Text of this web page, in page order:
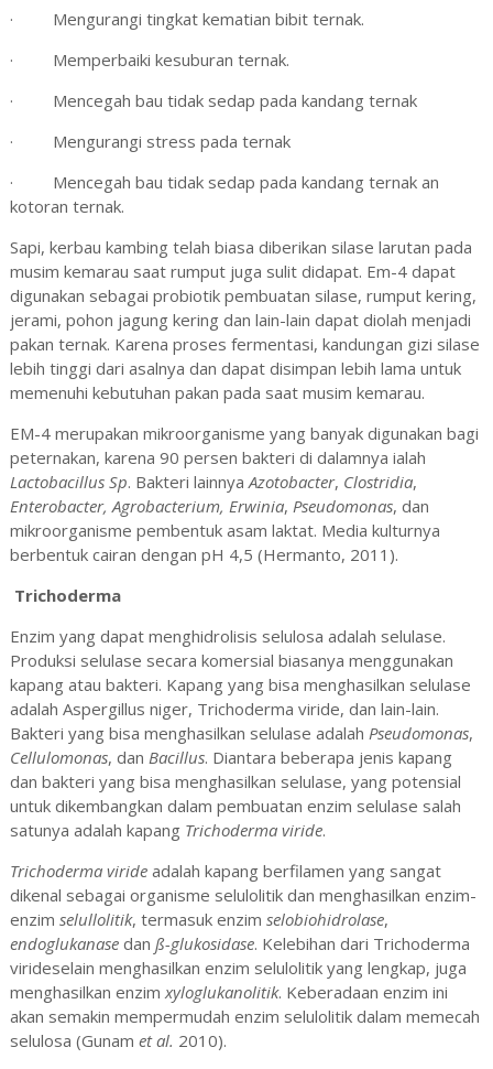
·
Mengurangi tingkat kematian bibit ternak.
·
Memperbaiki kesuburan ternak.
·
Mencegah bau tidak sedap pada kandang ternak
·
Mengurangi stress pada ternak
·
Mencegah bau tidak sedap pada kandang ternak an
kotoran ternak.
Sapi, kerbau kambing telah biasa diberikan silase larutan pada
musim kemarau saat rumput juga sulit didapat. Em-4 dapat
digunakan sebagai probiotik pembuatan silase, rumput kering,
jerami, pohon jagung kering dan lain-lain dapat diolah menjadi
pakan ternak. Karena proses fermentasi, kandungan gizi silase
lebih tinggi dari asalnya dan dapat disimpan lebih lama untuk
memenuhi kebutuhan pakan pada saat musim kemarau.
EM-4 merupakan mikroorganisme yang banyak digunakan bagi
peternakan, karena 90 persen bakteri di dalamnya ialah
Lactobacillus Sp. Bakteri lainnyaAzotobacter, Clostridia,
Enterobacter, Agrobacterium, Erwinia, Pseudomonas, dan
mikroorganisme pembentuk asam laktat. Media kulturnya
berbentuk cairan dengan pH 4,5 (Hermanto, 2011).
Trichoderma
Enzim yang dapat menghidrolisis selulosa adalah selulase.
Produksi selulase secara komersial biasanya menggunakan
kapang atau bakteri. Kapang yang bisa menghasilkan selulase
adalah Aspergillus niger, Trichoderma viride, dan lain-lain.
Bakteri yang bisa menghasilkan selulase adalah Pseudomonas,
Cellulomonas, dan Bacillus. Diantara beberapa jenis kapang
dan bakteri yang bisa menghasilkan selulase, yang potensial
untuk dikembangkan dalam pembuatan enzim selulase salah
satunya adalah kapang Trichoderma viride.
Trichoderma virideadalah kapang berfilamen yang sangat
dikenal sebagai organisme selulolitik dan menghasilkan enzim-
enzim selullolitik, termasuk enzim selobiohidrolase,
endoglukanasedan ß-glukosidase. Kelebihan dari Trichoderma
virideselain menghasilkan enzim selulolitik yang lengkap, juga
menghasilkan enzimxyloglukanolitik. Keberadaan enzim ini
akan semakin mempermudah enzim selulolitik dalam memecah
selulosa (Gunam et al. 2010).